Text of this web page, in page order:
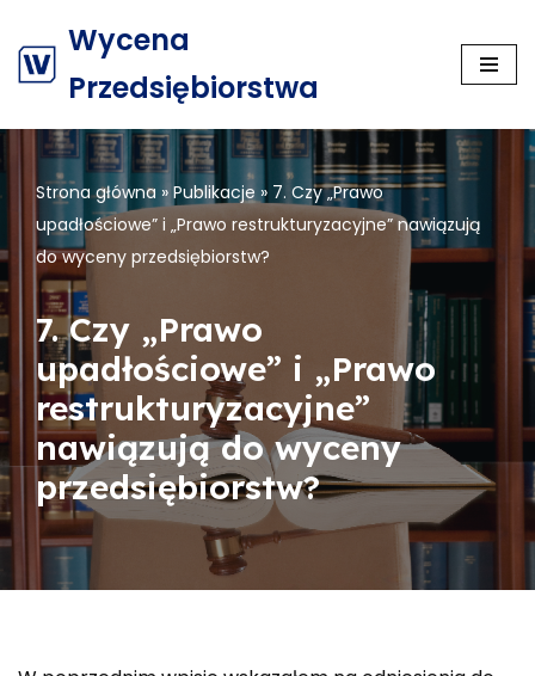
Przejdź
treści
Wycena
Przedsiębiorstwa
Strona główna » Publikacje » 7. Czy „Prawo
upadłościowe” i „Prawo restrukturyzacyjne” nawiązują
do wyceny przedsiębiorstw?
7. Czy „Prawo
upadłościowe” i „Prawo
restrukturyzacyjne”
nawiązują do wyceny
przedsiębiorstw?